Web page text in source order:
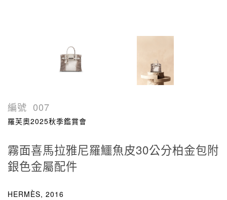
編號 007
羅芙奧2025秋季鑑賞會
霧面喜馬拉雅尼羅鱷魚皮30公分柏金包附
銀色金屬配件
HERMÈS, 2016